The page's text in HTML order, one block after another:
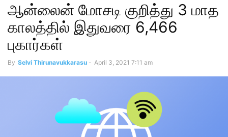
ஆன்லைன் மோசடி குறித்து 3 மாத
காலத்தில் இதுவரை 6,466
புகார்கள்
By Selvi Thirunavukkarasu - April 3, 2021 7:11 am